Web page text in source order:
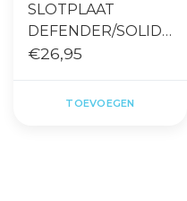
SLOTPLAAT
DEFENDER/SOLID
ZWART
€26,95
TOEVOEGEN